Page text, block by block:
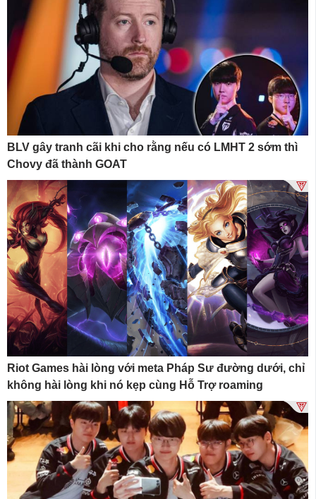
BLV gây tranh cãi khi cho rằng nếu có LMHT 2 sớm thì
Chovy đã thành GOAT
Riot Games hài lòng với meta Pháp Sư đường dưới, chỉ
không hài lòng khi nó kẹp cùng Hỗ Trợ roaming